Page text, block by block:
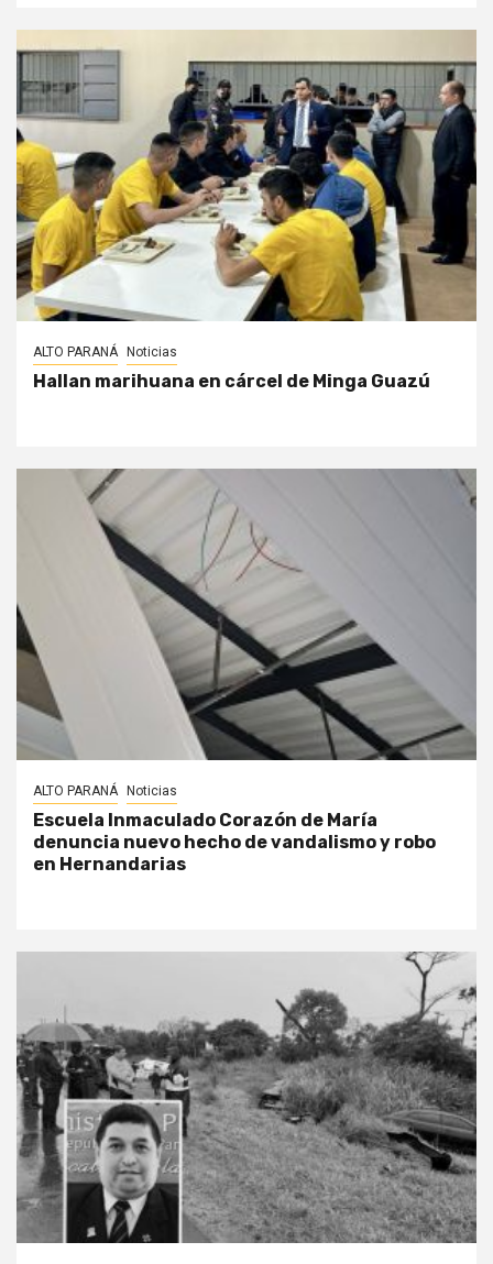
ALTO PARANÁ Noticias
Hallan marihuana en cárcel de Minga Guazú
ALTO PARANÁ Noticias
Escuela Inmaculado Corazón de María
denuncia nuevo hecho de vandalismo y robo
en Hernandarias